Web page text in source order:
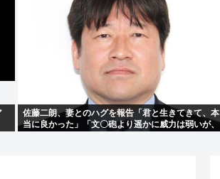
佐藤二朗、妻とのハグを報告「君と生きてきて、本
当に良かった」「文〇砲より遥かに威力は弱いが、